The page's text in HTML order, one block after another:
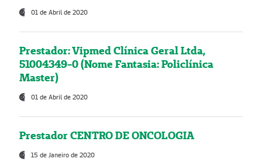
01 de Abril de 2020
Prestador: Vipmed Clínica Geral Ltda,
51004349-0 (Nome Fantasia: Policlínica
Master)
01 de Abril de 2020
Prestador CENTRO DE ONCOLOGIA
15 de Janeiro de 2020